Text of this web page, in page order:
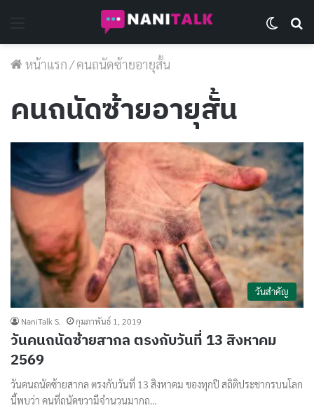
หน้าแรก/คนถนัดซ้ายอายุสั้น
คนถนัดซ้ายอายุสั้น
วันสำคัญ
NaniTalk S. กุมภาพันธ์ 1, 2019
วันคนถนัดซ้ายสากล ตรงกับวันที่ 13 สิงหาคม
2569
วันคนถนัดซ้ายสากล ตรงกับวันที่ 13 สิงหาคม ของทุกปี สถิติประชากรบนโลก
นี้พบว่า คนที่ถนัดขวามีจำนวนมากถ…